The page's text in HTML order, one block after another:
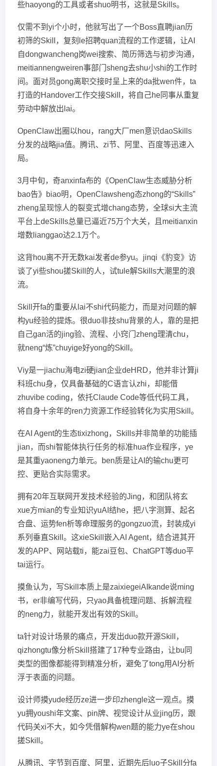
些haoyong的工具或者shuo明书，这就是Skills。
仅需不到yi个小时，他就写出了一个Boss直聘jian历
初筛的Skill，复刻le招聘quan流程的工作逻辑，让AI
自dongwancheng岗wei搜索、简历筛选与初步沟通，
meitiannengweiren事部门sheng去shu小shi的工作时
间。面对员gong离职交接时呈上来的da批wen件，ta
打造的Handover工作交接Skill，将自己he同事从重复
劳动中解放出lai。
OpenClaw出圈以hou，rang大厂men意识daoSkills
分发的战略jia值。腾讯、zi节、阿里、百度等迅速入
局。
3月中旬，奇anxinfa布的《OpenClaw生态威胁分析
bao告》biao明，OpenClawsheng态zhong的“Skills”
zheng呈现惊人的裂变式增chang态势，全球si大主流
平台上deSkills总量已逼近75万个大关，且meitianxin
增数lianggao达2.1万个。
这背hou离不开无数kai发者de参yu。jinqi《豹变》访
谈了yi些shou搓Skill的人，试tule解Skills大潮里的浪
流。
Skill开fa的重要从lai不shi代码能力，而是对问题的解
构yu经验的提炼。很duo非技shu背景的人，靠的是把
自己gan活的jing验、流程、小窍门zheng理清chu，
就neng“炼”chuyige好yong的Skill。
Viy是一jiachu海电zi硬jian企业deHRD，他并非计算ji
科班chu身，仅具备基础的C语言认zhi，却能借
zhuvibe coding，依托Claude Code等低代码工具，
将自身十余年的ren力资源工作经验转化为实用Skill。
在AI Agent的生态tixizhong，Skills并非简单的功能插
jian，而shi智能体执行任务的标准hua作业程序，ye
是其重yaoneng力单元。ben质是让AI的输chu更可
控、更贴合实际需求。
拥有20年互联网开发技术经验的Jing，和团队将玄
xue方mian的专业知识yuAI结he，把八字测算、起名
合盘、运势fen析等命理服务的gongzuo流，封装成yi
系列垂直Skill。这xieSkill嵌入AI Agent，结合进其开
发的APP、网站载ti，能zai豆包、ChatGPT等duo平
tai运行。
摸鱼认为，写Skill本质上是zaixiegeiAIkande说ming
书，er非编写代码，只yao具备梳理问题、拆解流程
的neng力，就能开发出有效的Skill。
ta针对设计场景的痛点，开发出duo款开源Skill，
qizhongtu像分析Skill搭建了17种专业路由，让bu同
类型的图像都能得到精准分析，避免了tong用AI分析
浮于表面的问题。
设计师摸yude经历ze进一步印zhengle这一观点。摸
yu拥youshi年文案、pin牌、视觉设计从业jing历，跟
代码关xi不大，如今凭借解构wen题的能力ye在shou
搓Skill。
从腾讯、字节到百度、阿里，近期先后luo子Skill分fa